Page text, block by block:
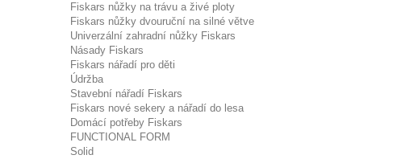
Fiskars nůžky na trávu a živé ploty
Fiskars nůžky dvouruční na silné větve
Univerzální zahradní nůžky Fiskars
Násady Fiskars
Fiskars nářadí pro děti
Údržba
Stavební nářadí Fiskars
Fiskars nové sekery a nářadí do lesa
Domácí potřeby Fiskars
FUNCTIONAL FORM
Solid